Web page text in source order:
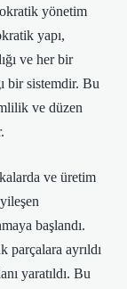
yönetim
yapı,
ve her bir
bir sistemdir. Bu
ve düzen
ve üretim
başlandı.
parçalara ayrıldı
yaratıldı. Bu